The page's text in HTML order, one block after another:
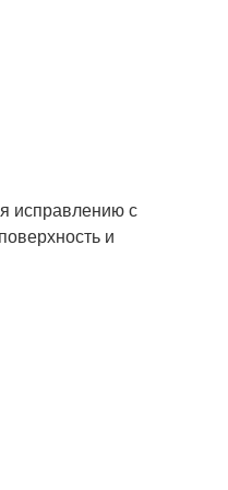
исправлению с
и